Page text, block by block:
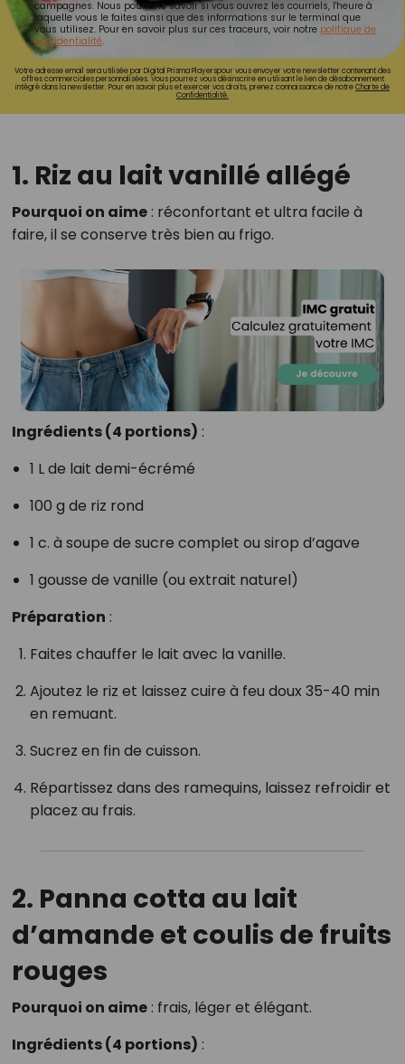
campagnes. Nous pourrons savoir si vous ouvrez les courriels, l'heure à
laquelle vous le faites ainsi que des informations sur le terminal que
vous utilisez. Pour en savoir plus sur ces traceurs, voir notre politique de
confidentialité.
Votre adresse email sera utilisée par Digital Prisma Playerspour vous envoyer votre newsletter contenant des
offres commerciales personnalisées. Vous pourrez vous désinscrire en utilisant le lien de désabonnement
intégré dans la newsletter. Pour en savoir plus et exercer vos droits, prenez connaissance de notreCharte de
Confidentialité.
1. Riz au lait vanillé allégé
Pourquoi on aime: réconfortant et ultra facile à
faire, il se conserve très bien au frigo.
Ingrédients (4 portions) :
1 L de lait demi-écrémé
100 g de riz rond
1 c. à soupe de sucre complet ou sirop d’agave
1 gousse de vanille (ou extrait naturel)
Préparation :
Faites chauffer le lait avec la vanille.
Ajoutez le riz et laissez cuire à feu doux 35-40 min
en remuant.
Sucrez en fin de cuisson.
Répartissez dans des ramequins, laissez refroidir et
placez au frais.
2. Panna cotta au lait
d’amande et coulis de fruits
rouges
Pourquoi on aime: frais, léger et élégant.
Ingrédients (4 portions) :